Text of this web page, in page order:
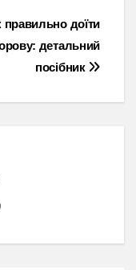
правильно доїти
детальний
посібник